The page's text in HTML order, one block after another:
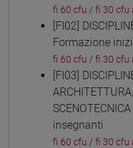
fi 60 cfu / fi 30 cfu
[FI02]
Formazione
fi 60 cfu / fi 30 cfu
[FI03]
insegnanti
fi 60 cfu / fi 30 cfu